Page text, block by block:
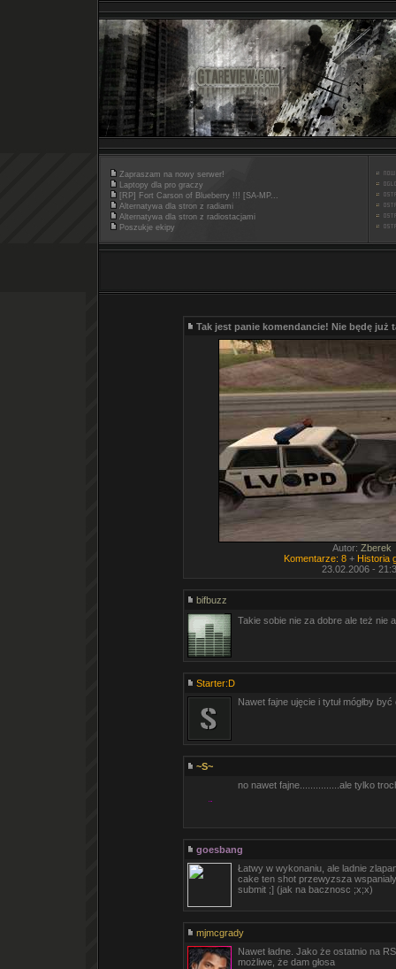
Zapraszam na nowy serwer!
Laptopy dla pro graczy
[RP] Fort Carson of Blueberry !!! [SA-MP...
Alternatywa dla stron z radiami
Alternatywa dla stron z radiostacjami
Poszukje ekipy
Tak jest panie komendancie! Nie będę już
Autor: Zberek
Komentarze: 8 + Historia
23.02.2006 -
bifbuzz
Takie sobie nie za dobre ale też nie
Starter:D
Nawet fajne ujęcie i tytuł mógłby
~S~
no nawet fajne...............ale tylko
goesbang
Łatwy w wykonaniu, ale ladnie
cake ten shot przewyzsza
submit ;] (jak na bacznosc ;x;x)
mjmcgrady
Nawet ładne. Jako że ostatnio na
możliwe, że dam głosa